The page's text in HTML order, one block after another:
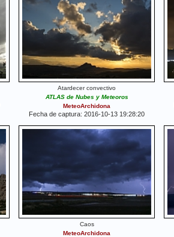
Atardecer convectivo
ATLAS de Nubes y Meteoros
MeteoArchidona
Fecha de captura: 2016-10-13 19:28:20
Caos
MeteoArchidona